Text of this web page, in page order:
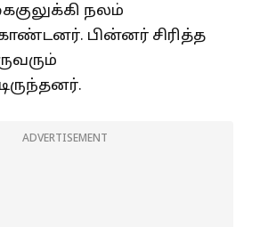
நலம்
பின்னர் சிரித்த
ADVERTISEMENT